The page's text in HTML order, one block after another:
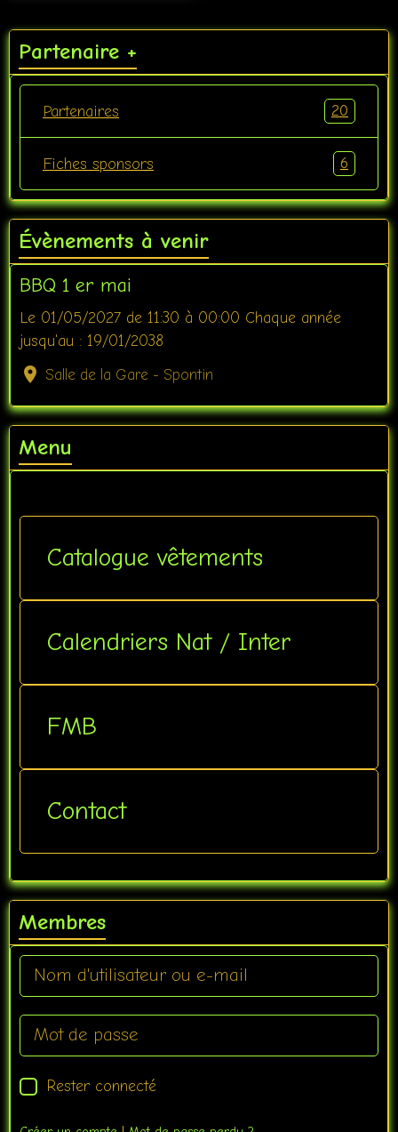
Partenaire +
Partenaires 20
Fiches sponsors 6
Évènements à venir
BBQ 1 er mai
Le 01/05/2027 de 11:30 à 00:00 Chaque année
jusqu'au : 19/01/2038
Salle de la Gare - Spontin
Menu
Catalogue vêtements
Calendriers Nat / Inter
FMB
Contact
Membres
Rester connecté